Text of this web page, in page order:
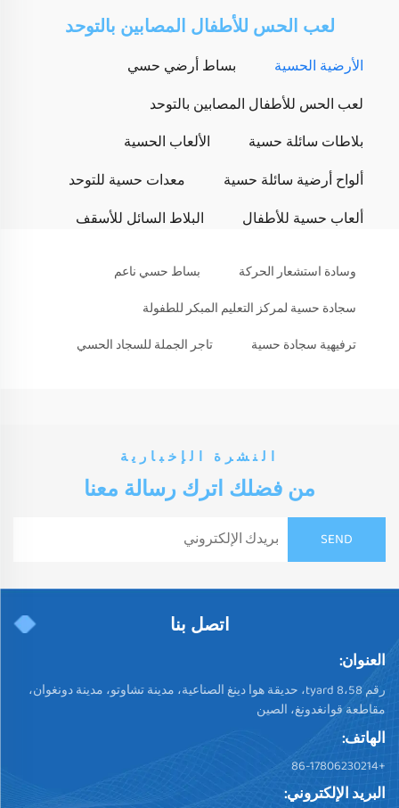
لعب الحس للأطفال المصابين بالتوحد
الأرضية الحسية بساط أرضي حسي
لعب الحس للأطفال المصابين بالتوحد
بلاطات سائلة حسية الألعاب الحسية
ألواح أرضية سائلة حسية معدات حسية للتوحد
ألعاب حسية للأطفال البلاط السائل للأسقف
وسادة استشعار الحركة
بساط حسي ناعم
سجادة حسية لمركز التعليم المبكر للطفولة
ترفيهية سجادة حسية
تاجر الجملة للسجاد الحسي
النشرة الإخبارية
من فضلك اترك رسالة معنا
اتصل بنا
العنوان:
رقم 58،tyard 8، حديقة هوا دينغ الصناعية، مدينة تشاوتو، مدينة دونغوان،
مقاطعة قوانغدونغ، الصين
الهاتف:
+86-17806230214
البريد الإلكتروني: